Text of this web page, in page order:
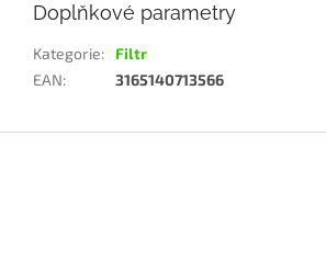
Doplňkové parametry
Kategorie:
Filtr
EAN: 3165140713566